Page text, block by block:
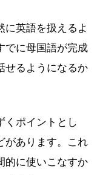
に英語を扱えるよ
でに母国語が完成
せるようになるか
くポイントとし
があります。これ
的に使いこなすか